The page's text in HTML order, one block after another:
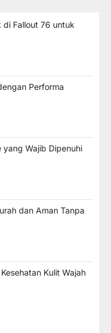
di Fallout 76 untuk
Performa
yang Wajib Dipenuhi
dan Aman Tanpa
Kulit Wajah